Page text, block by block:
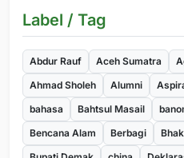
Label / Tag
Abdur Rauf Aceh Sumatra
Ahmad Sholeh
Alumni
bahasa
Bahtsul Masail
Bencana Alam
Berbagi